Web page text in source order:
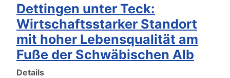
Dettingen unter Teck:
Wirtschaftsstarker Standort
mit hoher Lebensqualität am
Fuße der Schwäbischen Alb
Details